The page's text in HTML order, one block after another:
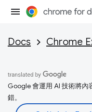
Docs Chrome
Google 會運用 AI 技術將內
錯。